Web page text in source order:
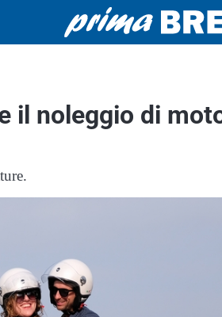
il noleggio di